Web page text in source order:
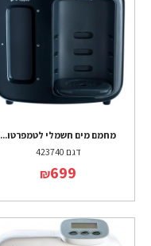
מחמם מים חשמלי לטמפרטו...
דגם 423740
₪699